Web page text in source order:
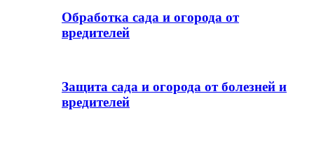
Обработка сада и огорода от
вредителей
Защита сада и огорода от болезней и
вредителей